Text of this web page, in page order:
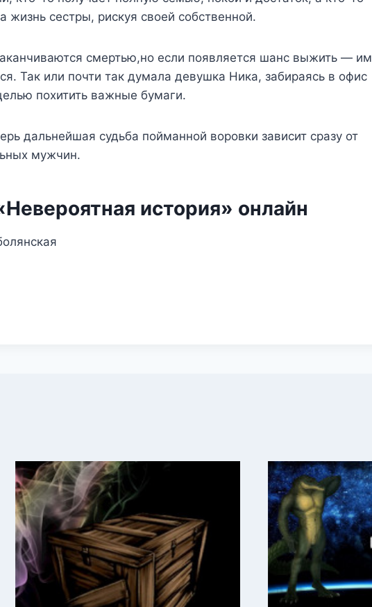
жизнь сестры, рискуя своей собственной.
смертью,но если появляется шанс выжить — им
Так или почти так думала девушка Ника, забираясь в офис
похитить важные бумаги.
дальнейшая судьба пойманной воровки зависит сразу от
мужчин.
история» онлайн